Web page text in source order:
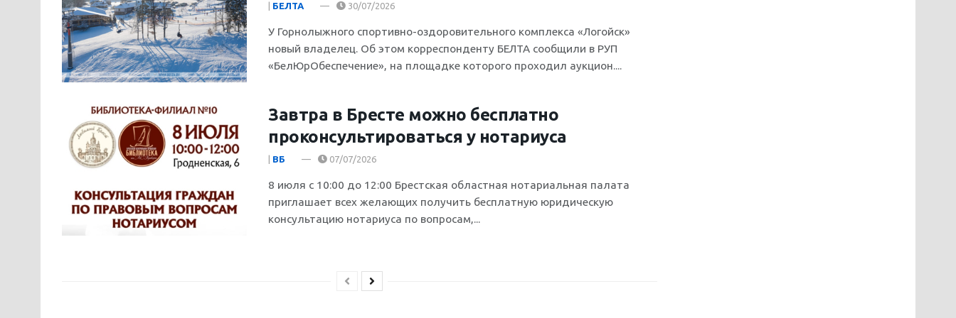
БЕЛТА 30/07/2026
У Горнолыжного спортивно-оздоровительного комплекса «Логойск»
новый владелец. Об этом корреспонденту БЕЛТА сообщили в РУП
«БелЮрОбеспечение», на площадке которого проходил аукцион....
Завтра в Бресте можно бесплатно
проконсультироваться у нотариуса
ВБ 07/07/2026
8 июля с 10:00 до 12:00 Брестская областная нотариальная палата
приглашает всех желающих получить бесплатную юридическую
консультацию нотариуса по вопросам,...